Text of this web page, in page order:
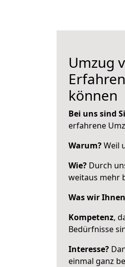
Umzug
können
Bei uns sind
erfahrene
Warum?Weil
Wie? Durch
weitaus mehr
Was wir
Kompetenz,
Bedürfnisse
Interesse?
einmal ganz